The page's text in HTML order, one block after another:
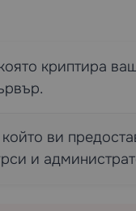
криптира
ви
и